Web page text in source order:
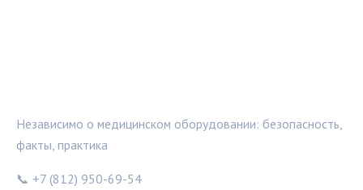
Независимо о медицинском оборудовании: безопасность,
факты, практика
📞 +7 (812) 950-69-54